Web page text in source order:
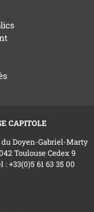
CAPITOLE
du Doyen-Gabriel-Marty
Toulouse Cedex 9
: +33(0)5 61 63 35 00